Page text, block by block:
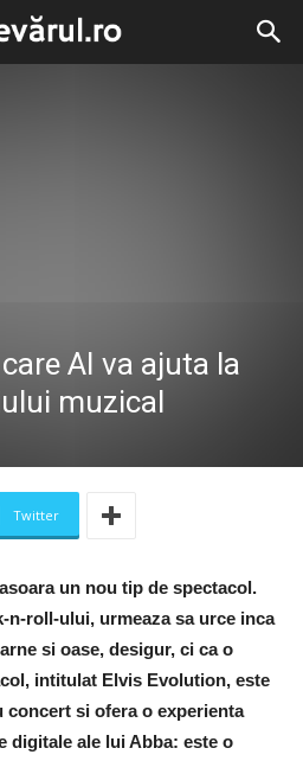
AI va ajuta la
muzical
Twitter
un nou tip de spectacol.
n-roll-ului, urmeaza sa urce inca
si oase, desigur, ci ca o
intitulat Elvis Evolution, este
concert si ofera o experienta
digitale ale lui Abba: este o